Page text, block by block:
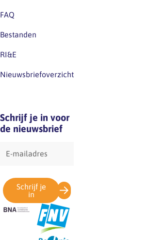
FAQ
Bestanden
RI&E
Nieuwsbriefoverzicht
Schrijf je in voor
de nieuwsbrief
mailadres
Schrijf je
in